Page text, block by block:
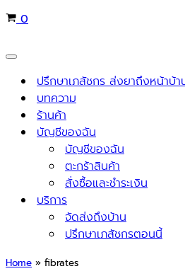
Cart
0
Navigation
Menu ปรึกษาเภสัชกร ส่งยาถึงหน้าบ้า
บทความ
ร้านค้า
บัญชีของฉัน
บัญชีของฉัน
ตะกร้าสินค้า
สั่งซื้อและชำระเงิน
บริการ
จัดส่งถึงบ้าน
ปรึกษาเภสัชกรตอนนี้
Home » fibrates